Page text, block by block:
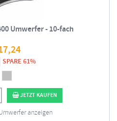
Umwerfer - 10-fach
SPARE 61%
JETZT KAUFEN
anzeigen